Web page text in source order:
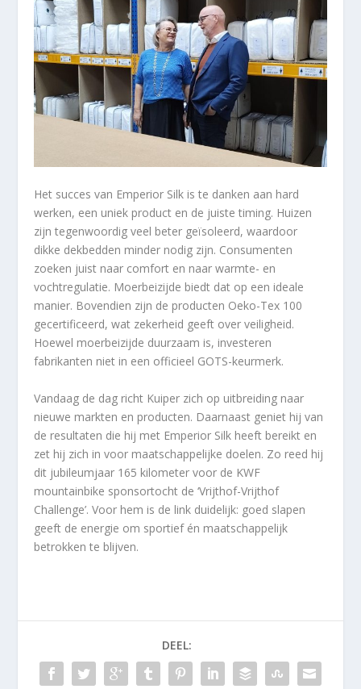
Het succes van Emperior Silk is te danken aan hard
werken, een uniek product en de juiste timing. Huizen
zijn tegenwoordig veel beter geïsoleerd, waardoor
dikke dekbedden minder nodig zijn. Consumenten
zoeken juist naar comfort en naar warmte- en
vochtregulatie. Moerbeizijde biedt dat op een ideale
manier. Bovendien zijn de producten Oeko-Tex 100
gecertificeerd, wat zekerheid geeft over veiligheid.
Hoewel moerbeizijde duurzaam is, investeren
fabrikanten niet in een officieel GOTS-keurmerk.
Vandaag de dag richt Kuiper zich op uitbreiding naar
nieuwe markten en producten. Daarnaast geniet hij van
de resultaten die hij met Emperior Silk heeft bereikt en
zet hij zich in voor maatschappelijke doelen. Zo reed hij
dit jubileumjaar 165 kilometer voor de KWF
mountainbike sponsortocht de ‘Vrijthof-Vrijthof
Challenge’. Voor hem is de link duidelijk: goed slapen
geeft de energie om sportief én maatschappelijk
betrokken te blijven.
DEEL: